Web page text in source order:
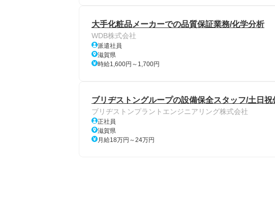
大手化粧品メーカーでの品質保証業務/化学分析
WDB株式会社
派遣社員
滋賀県
時給1,600円～1,700円
ブリヂストングループの設備保全スタッフ/土日
ブリヂストンプラントエンジニアリング株式会社
正社員
滋賀県
月給18万円～24万円